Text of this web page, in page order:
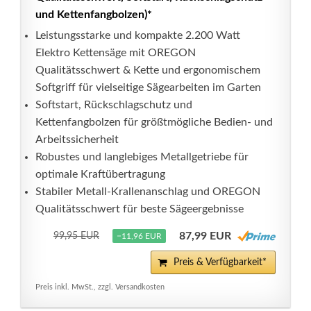
und Kettenfangbolzen)*
Leistungsstarke und kompakte 2.200 Watt
Elektro Kettensäge mit OREGON
Qualitätsschwert & Kette und ergonomischem
Softgriff für vielseitige Sägearbeiten im Garten
Softstart, Rückschlagschutz und
Kettenfangbolzen für größtmögliche Bedien- und
Arbeitssicherheit
Robustes und langlebiges Metallgetriebe für
optimale Kraftübertragung
Stabiler Metall-Krallenanschlag und OREGON
Qualitätsschwert für beste Sägeergebnisse
99,95 EUR −11,96 EUR 87,99 EUR
Preis & Verfügbarkeit*
Preis inkl. MwSt., zzgl. Versandkosten